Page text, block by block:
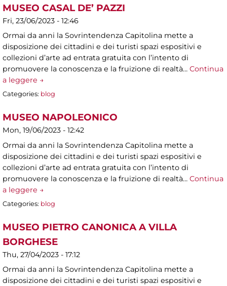
MUSEO CASAL DE’ PAZZI
Fri, 23/06/2023 - 12:46
Ormai da anni la Sovrintendenza Capitolina mette a
disposizione dei cittadini e dei turisti spazi espositivi e
collezioni d’arte ad entrata gratuita con l’intento di
promuovere la conoscenza e la fruizione di realtà… Continua
a leggere →
Categories: blog
MUSEO NAPOLEONICO
Mon, 19/06/2023 - 12:42
Ormai da anni la Sovrintendenza Capitolina mette a
disposizione dei cittadini e dei turisti spazi espositivi e
collezioni d’arte ad entrata gratuita con l’intento di
promuovere la conoscenza e la fruizione di realtà… Continua
a leggere →
Categories: blog
MUSEO PIETRO CANONICA A VILLA
BORGHESE
Thu, 27/04/2023 - 17:12
Ormai da anni la Sovrintendenza Capitolina mette a
disposizione dei cittadini e dei turisti spazi espositivi e